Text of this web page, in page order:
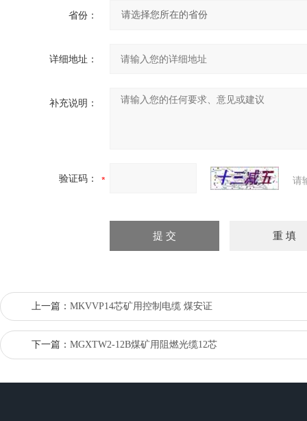
省份：
详细地址：
补充说明：
验证码： 请
上一篇： MKVVP14芯矿用控制电缆 煤安证
下一篇： MGXTW2-12B煤矿用阻燃光缆12芯